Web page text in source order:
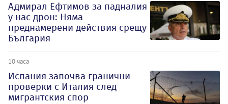
Адмирал Ефтимов за падналия
у нас дрон: Няма
преднамерени действия срещу
България
10 часа
Испания започва гранични
проверки с Италия след
мигрантския спор